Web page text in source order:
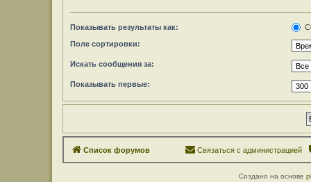
Показывать результаты как:
Поле сортировки:
Искать сообщения за:
Показывать первые:
Список форумов Связаться с администрацией
Создано на основе